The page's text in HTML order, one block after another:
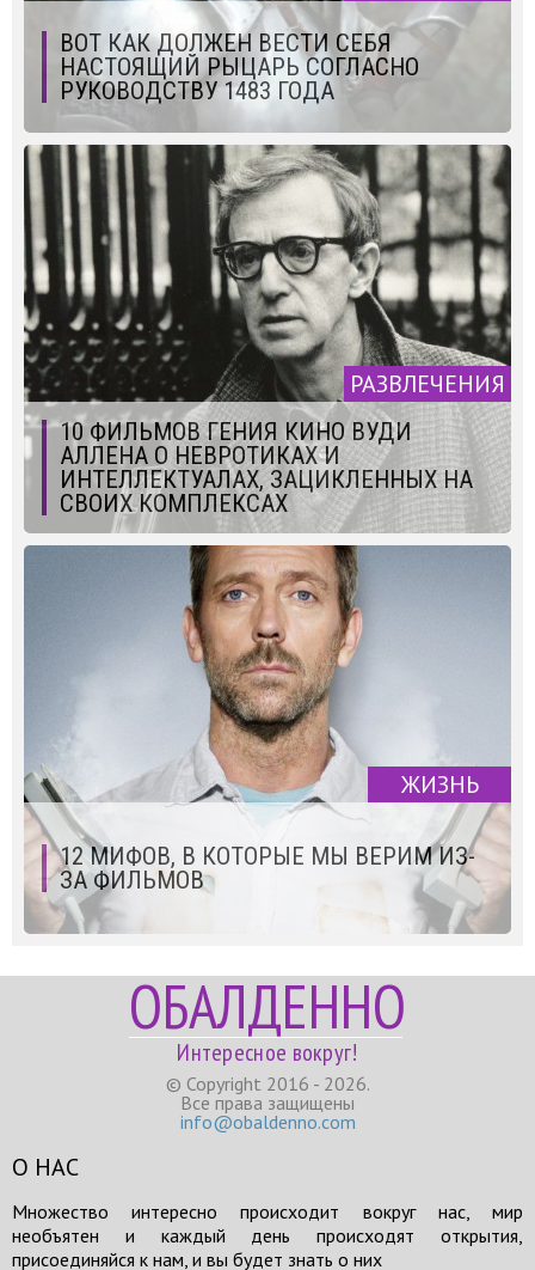
ВОТ КАК ДОЛЖЕН ВЕСТИ СЕБЯ
НАСТОЯЩИЙ РЫЦАРЬ СОГЛАСНО
РУКОВОДСТВУ 1483 ГОДА
РАЗВЛЕЧЕНИЯ
10 ФИЛЬМОВ ГЕНИЯ КИНО ВУДИ
АЛЛЕНА О НЕВРОТИКАХ И
ИНТЕЛЛЕКТУАЛАХ, ЗАЦИКЛЕННЫХ НА
СВОИХ КОМПЛЕКСАХ
ЖИЗНЬ
12 МИФОВ, В КОТОРЫЕ МЫ ВЕРИМ ИЗ-
ЗА ФИЛЬМОВ
ОБАЛДЕННО
Интересное вокруг!
© Copyright 2016 - 2026.
Все права защищены
info@obaldenno.com
О НАС
Множество интересно происходит вокруг нас, мир
необъятен и каждый день происходят открытия,
присоединяйся к нам, и вы будет знать о них